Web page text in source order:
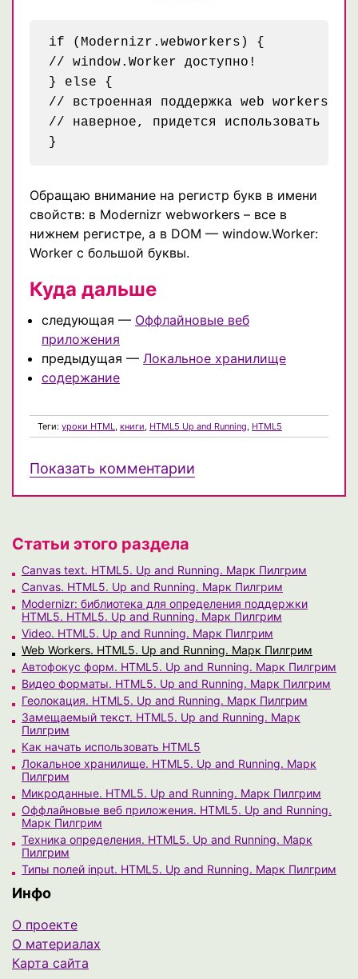
if (Modernizr.webworkers) {
// window.Worker доступно!
} else {
// встроенная поддержка web workers
// наверное, придется использовать
Обращаю внимание на регистр букв в имени
свойств: в Modernizr webworkers – все в
нижнем регистре, а в DOM — window.Worker:
Worker с большой буквы.
Куда дальше
следующая — Оффлайновые веб
приложения
предыдущая — Локальное хранилище
содержание
Теги: уроки HTML, книги, HTML5 Up and Running, HTML5
Показать комментарии
Статьи этого раздела
Canvas text. HTML5. Up and Running. Марк Пилгрим
Canvas. HTML5. Up and Running. Марк Пилгрим
Modernizr: библиотека для определения поддержки
HTML5. HTML5. Up and Running. Марк Пилгрим
Video. HTML5. Up and Running. Марк Пилгрим
Web Workers. HTML5. Up and Running. Марк Пилгрим
Автофокус форм. HTML5. Up and Running. Марк Пилгрим
Видео форматы. HTML5. Up and Running. Марк Пилгрим
Геолокация. HTML5. Up and Running. Марк Пилгрим
Замещаемый текст. HTML5. Up and Running. Марк
Пилгрим
Как начать использовать HTML5
Локальное хранилище. HTML5. Up and Running. Марк
Пилгрим
Микроданные. HTML5. Up and Running. Марк Пилгрим
Оффлайновые веб приложения. HTML5. Up and Running.
Марк Пилгрим
Техника определения. HTML5. Up and Running. Марк
Пилгрим
Типы полей input. HTML5. Up and Running. Марк Пилгрим
Инфо
О проекте
О материалах
Карта сайта